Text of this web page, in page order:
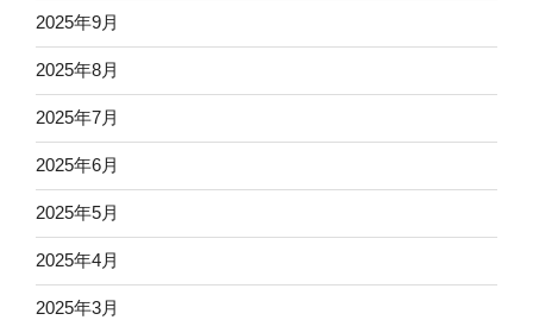
2025年9月
2025年8月
2025年7月
2025年6月
2025年5月
2025年4月
2025年3月